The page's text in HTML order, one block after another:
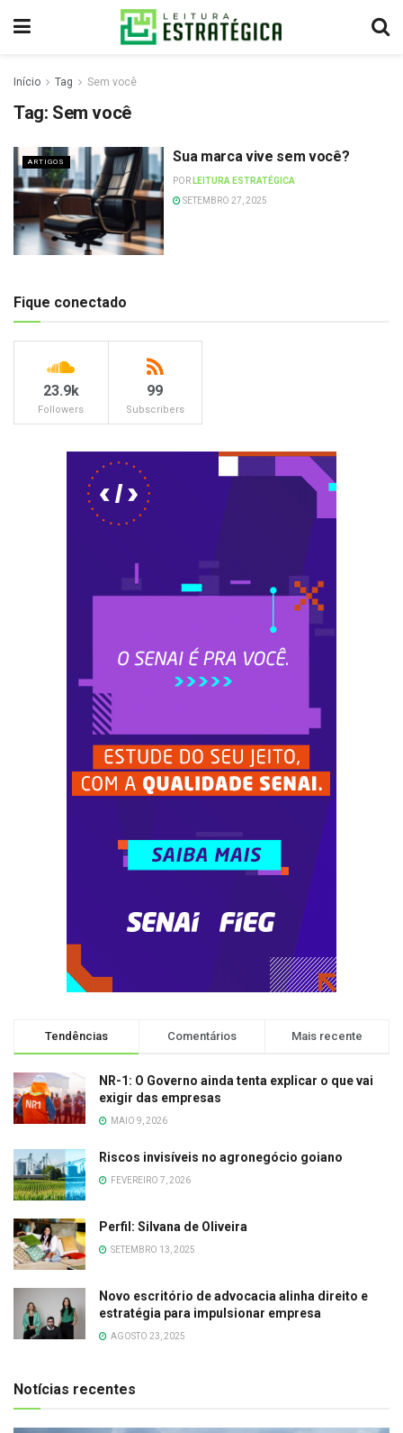
Início Tag Sem você
Tag: Sem você
ARTIGOS Sua marca vive sem você?
POR LEITURA ESTRATÉGICA
SETEMBRO 27, 2025
Fique conectado
23.9k
Followers
99
Subscribers
Tendências Comentários Mais recente
NR-1: O Governo ainda tenta explicar o que vai
exigir das empresas
MAIO 9, 2026
Riscos invisíveis no agronegócio goiano
FEVEREIRO 7, 2026
Perfil: Silvana de Oliveira
SETEMBRO 13, 2025
Novo escritório de advocacia alinha direito e
estratégia para impulsionar empresa
AGOSTO 23, 2025
Notícias recentes